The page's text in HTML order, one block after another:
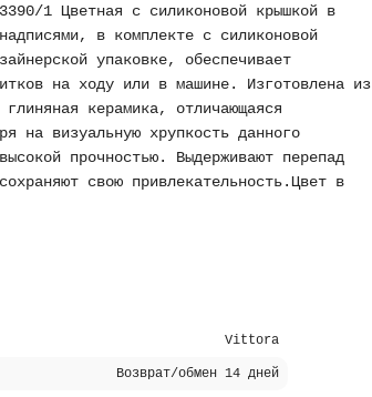
1 Цветная с силиконовой крышкой в
в комплекте с силиконовой
упаковке, обеспечивает
на ходу или в машине. Изготовлена из
керамика, отличающаяся
на визуальную хрупкость данного
прочностью. Выдерживают перепад
свою привлекательность.Цвет в
Vittora
Возврат/обмен 14 дней